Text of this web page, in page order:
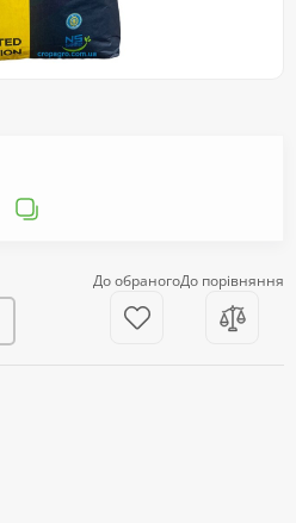
До обраногоДо порівняння